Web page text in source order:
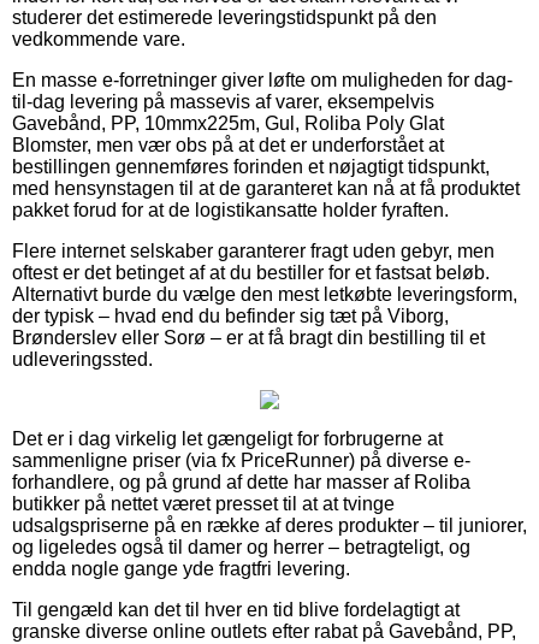
studerer det estimerede leveringstidspunkt på den
vedkommende vare.
En masse e-forretninger giver løfte om muligheden for dag-
til-dag levering på massevis af varer, eksempelvis
Gavebånd, PP, 10mmx225m, Gul, Roliba Poly Glat
Blomster, men vær obs på at det er underforstået at
bestillingen gennemføres forinden et nøjagtigt tidspunkt,
med hensynstagen til at de garanteret kan nå at få produktet
pakket forud for at de logistikansatte holder fyraften.
Flere internet selskaber garanterer fragt uden gebyr, men
oftest er det betinget af at du bestiller for et fastsat beløb.
Alternativt burde du vælge den mest letkøbte leveringsform,
der typisk – hvad end du befinder sig tæt på Viborg,
Brønderslev eller Sorø – er at få bragt din bestilling til et
udleveringssted.
Det er i dag virkelig let gængeligt for forbrugerne at
sammenligne priser (via fx PriceRunner) på diverse e-
forhandlere, og på grund af dette har masser af Roliba
butikker på nettet været presset til at at tvinge
udsalgspriserne på en række af deres produkter – til juniorer,
og ligeledes også til damer og herrer – betragteligt, og
endda nogle gange yde fragtfri levering.
Til gengæld kan det til hver en tid blive fordelagtigt at
granske diverse online outlets efter rabat på Gavebånd, PP,